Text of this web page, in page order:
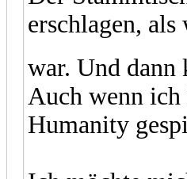
erschlagen,
war. Und
Auch wenn ich
Humanity